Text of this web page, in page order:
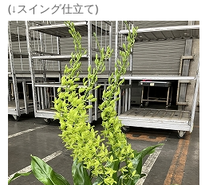
(↓スイング仕立て)